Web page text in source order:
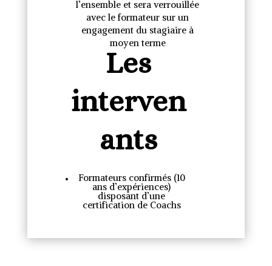
l’ensemble et sera verrouillée
avec le formateur sur un
engagement du stagiaire à
moyen terme
Les
interven
ants
Formateurs confirmés (10
ans d’expériences)
disposant d’une
certification de Coachs